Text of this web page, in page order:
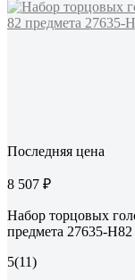
Последняя цена
8 507 ₽
Набор торцовых
предмета 27635-H82
5(11)